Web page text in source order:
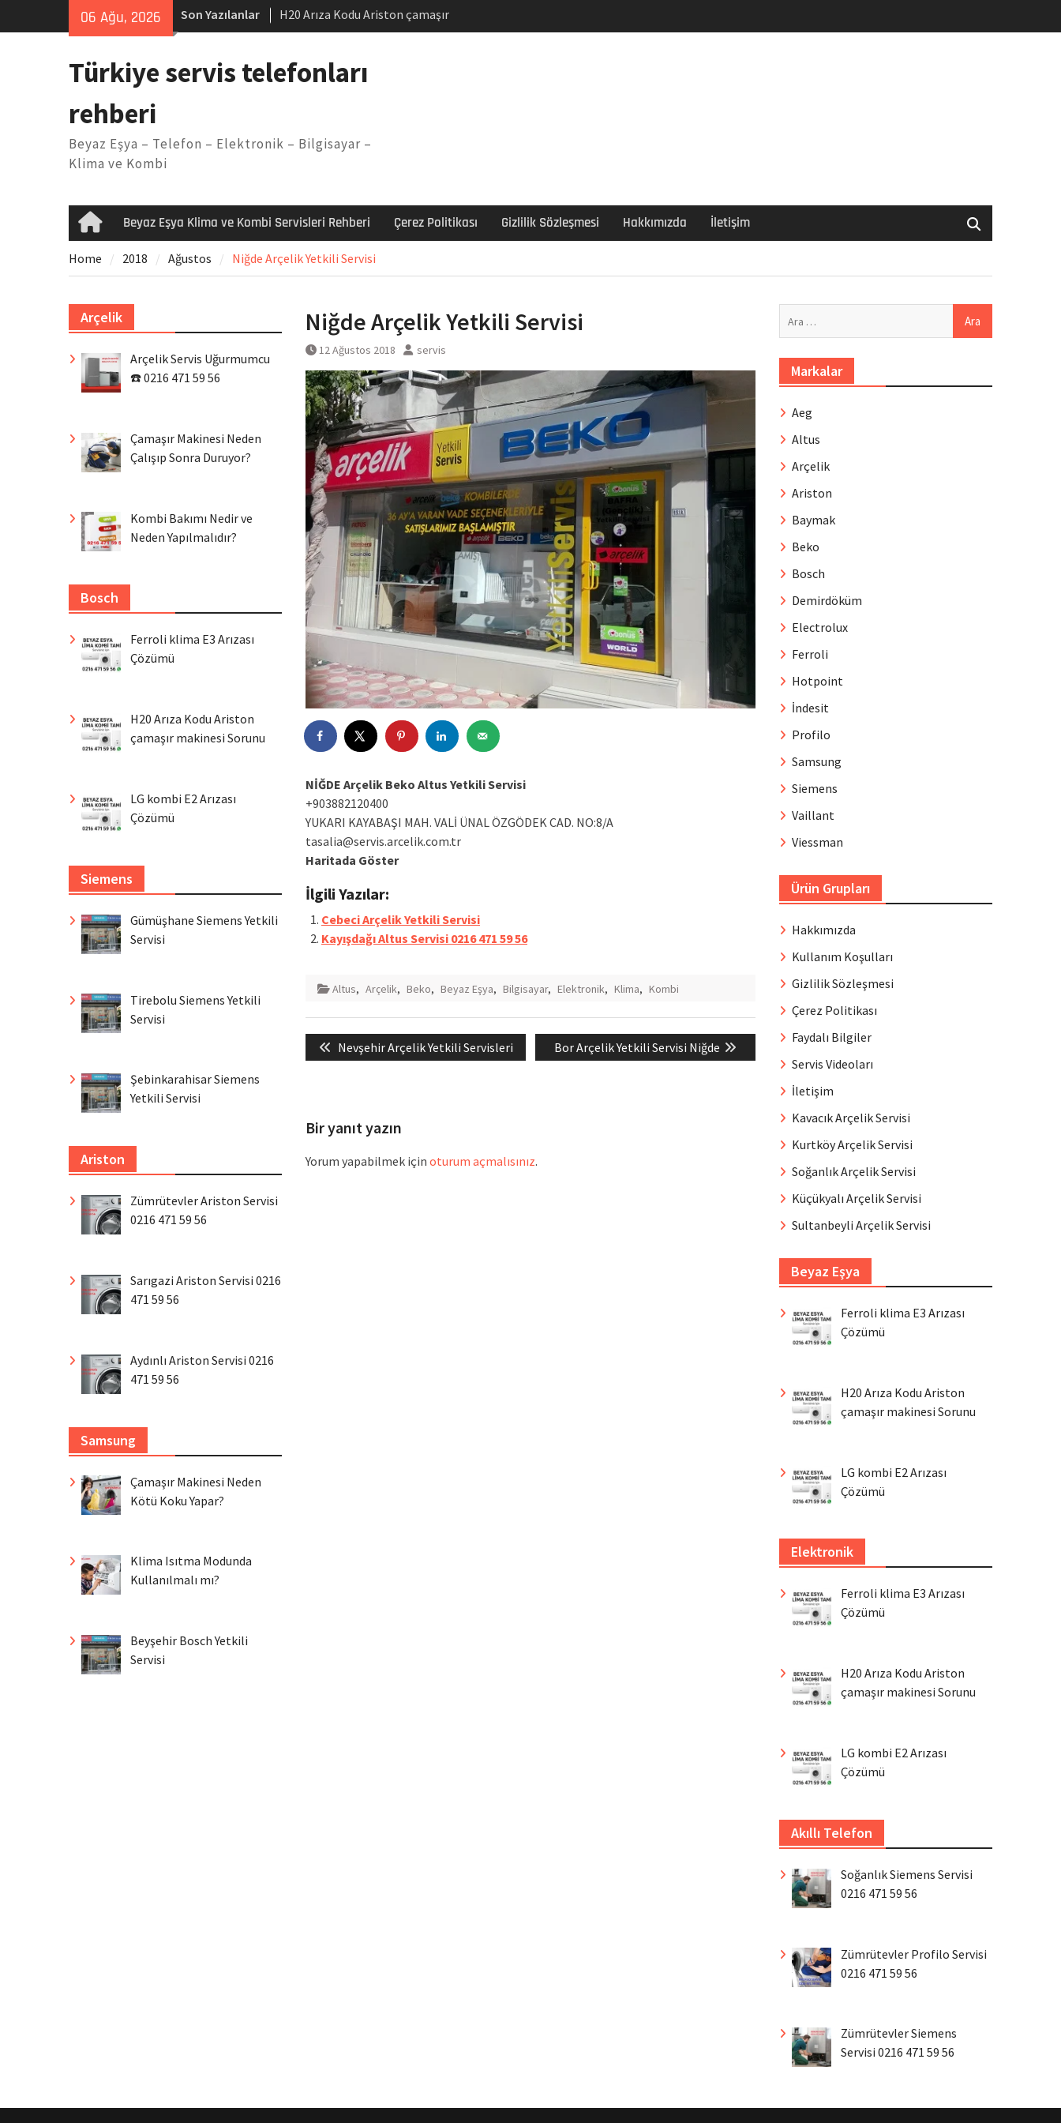
06 Ağu, 2026 Son Yazılanlar
H20 Arıza Kodu Ariston çamaşır
makinesi Sorunu
Arçelik buzdolabı F5 Hatası Çözüm
Ferroli klima E3 Arızası Çözümü
Türkiye servis telefonları
rehberi
Beyaz Eşya – Telefon – Elektronik – Bilgisayar –
Klima ve Kombi
HomeBeyaz Eşya Klima ve Kombi Servisleri Rehberi Çerez Politikası Gizlilik Sözleşmesi Hakkımızda İletişim
Home 2018 Ağustos Niğde Arçelik Yetkili Servisi
Niğde Arçelik Yetkili Servisi
12 Ağustos 2018 servis
NİĞDE Arçelik Beko Altus Yetkili Servisi
+903882120400
YUKARI KAYABAŞI MAH. VALİ ÜNAL ÖZGÖDEK CAD. NO:8/A
tasalia@servis.arcelik.com.tr
Haritada Göster
İlgili Yazılar:
Cebeci Arçelik Yetkili Servisi
Kayışdağı Altus Servisi 0216 471 59 56
Altus, Arçelik, Beko, Beyaz Eşya, Bilgisayar, Elektronik, Klima, Kombi
Yazı
gezinmesi
Previous
post:
Nevşehir Arçelik Yetkili Servisleri
Next
post:
Bor Arçelik Yetkili Servisi Niğde
Bir yanıt yazın
Yorum yapabilmek için oturum açmalısınız.
Markalar
Aeg
Altus
Arçelik
Ariston
Baymak
Beko
Bosch
Demirdöküm
Electrolux
Ferroli
Hotpoint
İndesit
Profilo
Samsung
Siemens
Vaillant
Viessman
Ürün Grupları
Hakkımızda
Kullanım Koşulları
Gizlilik Sözleşmesi
Çerez Politikası
Faydalı Bilgiler
Servis Videoları
İletişim
Kavacık Arçelik Servisi
Kurtköy Arçelik Servisi
Soğanlık Arçelik Servisi
Küçükyalı Arçelik Servisi
Sultanbeyli Arçelik Servisi
Beyaz Eşya
Ferroli klima E3 Arızası
Çözümü
H20 Arıza Kodu Ariston
çamaşır makinesi Sorunu
LG kombi E2 Arızası
Çözümü
Elektronik
Ferroli klima E3 Arızası
Çözümü
H20 Arıza Kodu Ariston
çamaşır makinesi Sorunu
LG kombi E2 Arızası
Çözümü
Akıllı Telefon
Soğanlık Siemens Servisi
0216 471 59 56
Zümrütevler Profilo Servisi
0216 471 59 56
Zümrütevler Siemens
Servisi 0216 471 59 56
Arçelik
Arçelik Servis Uğurmumcu
☎️ 0216 471 59 56
Çamaşır Makinesi Neden
Çalışıp Sonra Duruyor?
Kombi Bakımı Nedir ve
Neden Yapılmalıdır?
Bosch
Ferroli klima E3 Arızası
Çözümü
H20 Arıza Kodu Ariston
çamaşır makinesi Sorunu
LG kombi E2 Arızası
Çözümü
Siemens
Gümüşhane Siemens Yetkili
Servisi
Tirebolu Siemens Yetkili
Servisi
Şebinkarahisar Siemens
Yetkili Servisi
Ariston
Zümrütevler Ariston Servisi
0216 471 59 56
Sarıgazi Ariston Servisi 0216
471 59 56
Aydınlı Ariston Servisi 0216
471 59 56
Samsung
Çamaşır Makinesi Neden
Kötü Koku Yapar?
Klima Isıtma Modunda
Kullanılmalı mı?
Beyşehir Bosch Yetkili
Servisi